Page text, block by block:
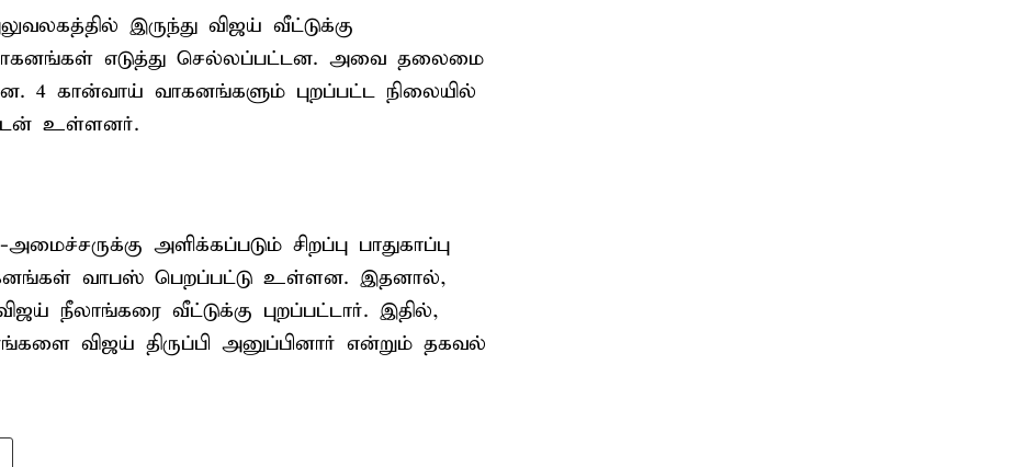
இருந்து விஜய் வீட்டுக்கு
வாகனங்கள் எடுத்து செல்லப்பட்டன. அவை தலைமை
4 கான்வாய் வாகனங்களும் புறப்பட்ட நிலையில்
உள்ளனர்.
அளிக்கப்படும் சிறப்பு பாதுகாப்பு
வாபஸ் பெறப்பட்டு உள்ளன. இதனால்,
நீலாங்கரை வீட்டுக்கு புறப்பட்டார். இதில்,
விஜய் திருப்பி அனுப்பினார் என்றும் தகவல்